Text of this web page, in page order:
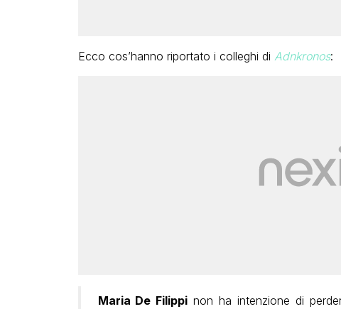
Ecco cos’hanno riportato i colleghi di Adnkronos:
Maria De Filippi non ha intenzione di